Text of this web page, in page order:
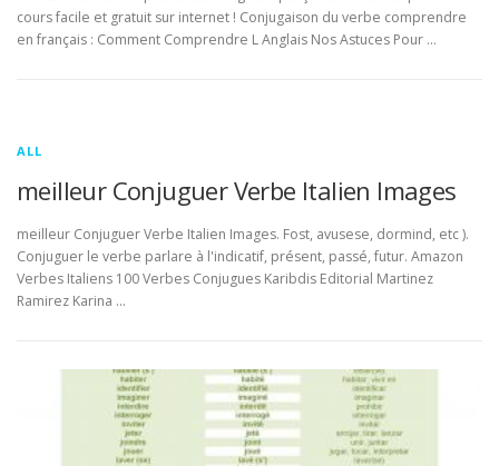
cours facile et gratuit sur internet ! Conjugaison du verbe comprendre
en français : Comment Comprendre L Anglais Nos Astuces Pour …
ALL
meilleur Conjuguer Verbe Italien Images
meilleur Conjuguer Verbe Italien Images. Fost, avusese, dormind, etc ).
Conjuguer le verbe parlare à l'indicatif, présent, passé, futur. Amazon
Verbes Italiens 100 Verbes Conjugues Karibdis Editorial Martinez
Ramirez Karina …